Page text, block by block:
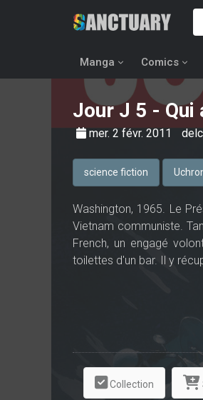
Manga Comics
Jour J 5 - Qui
mer. 2 févr. 2011
science fiction
Washington, 1965. Le
Vietnam communiste.
French, un engagé
toilettes d'un bar. Il y
Collection